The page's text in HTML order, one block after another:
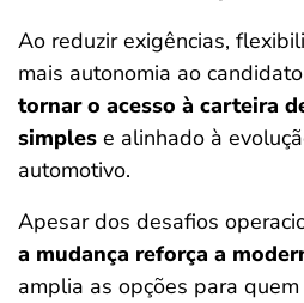
Ao reduzir exigências,
mais autonomia ao
tornar o acesso à carteira
simples e alinhado à
automotivo.
Apesar dos desafios
a mudança reforça a
amplia as opções para